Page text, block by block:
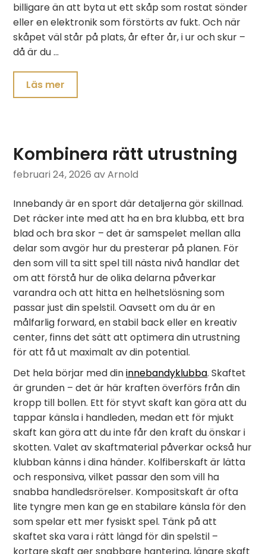
billigare än att byta ut ett skåp som rostat sönder
eller en elektronik som förstörts av fukt. Och när
skåpet väl står på plats, år efter år, i ur och skur –
då är du …
Läs mer
Kombinera rätt utrustning
februari 24, 2026 av Arnold
Innebandy är en sport där detaljerna gör skillnad.
Det räcker inte med att ha en bra klubba, ett bra
blad och bra skor – det är samspelet mellan alla
delar som avgör hur du presterar på planen. För
den som vill ta sitt spel till nästa nivå handlar det
om att förstå hur de olika delarna påverkar
varandra och att hitta en helhetslösning som
passar just din spelstil. Oavsett om du är en
målfarlig forward, en stabil back eller en kreativ
center, finns det sätt att optimera din utrustning
för att få ut maximalt av din potential.
Det hela börjar med dininnebandyklubba. Skaftet
är grunden – det är här kraften överförs från din
kropp till bollen. Ett för styvt skaft kan göra att du
tappar känsla i handleden, medan ett för mjukt
skaft kan göra att du inte får den kraft du önskar i
skotten. Valet av skaftmaterial påverkar också hur
klubban känns i dina händer. Kolfiberskaft är lätta
och responsiva, vilket passar den som vill ha
snabba handledsrörelser. Kompositskaft är ofta
lite tyngre men kan ge en stabilare känsla för den
som spelar ett mer fysiskt spel. Tänk på att
skaftet ska vara i rätt längd för din spelstil –